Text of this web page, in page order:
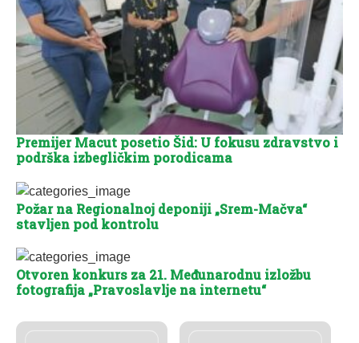
Premijer Macut posetio Šid: U fokusu zdravstvo i
podrška izbegličkim porodicama
Požar na Regionalnoj deponiji „Srem-Mačva“
stavljen pod kontrolu
Otvoren konkurs za 21. Međunarodnu izložbu
fotografija „Pravoslavlje na internetu“